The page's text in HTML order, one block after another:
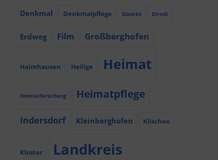
Denkmal Denkmalpflege Dialekt Dirndl
Erdweg Film Großberghofen
Haimhausen Heilige Heimat
Heimatforschung Heimatpflege
Indersdorf Kleinberghofen Klischee
Kloster Landkreis